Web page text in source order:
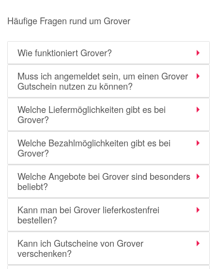
Häufige Fragen rund um Grover
Wie funktioniert Grover?
Muss ich angemeldet sein, um einen Grover
Gutschein nutzen zu können?
Welche Liefermöglichkeiten gibt es bei
Grover?
Welche Bezahlmöglichkeiten gibt es bei
Grover?
Welche Angebote bei Grover sind besonders
beliebt?
Kann man bei Grover lieferkostenfrei
bestellen?
Kann ich Gutscheine von Grover
verschenken?